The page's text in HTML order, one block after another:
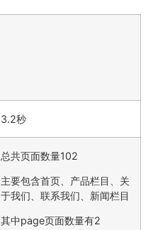
3.2秒
总共页面数量102
主要包含首页、产品栏目、关
于我们、联系我们、新闻栏目
其中page页面数量有2